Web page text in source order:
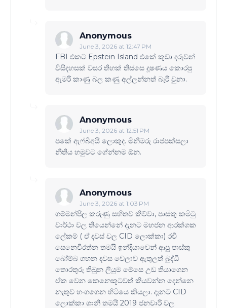
Anonymous
June 3, 2026 at 12:47 PM
FBI එකට Epstein Island එකේ කුඩා දරුවන්
විසිදහසක් වසර තිහක් තිස්සෙ දූෂණය කොරපු
ඇමරි කාණු බල කණු අල්ලන්නත් බැරි වුනා.
Anonymous
June 3, 2026 at 12:51 PM
පකේ ඇෆ්බීඅයි ලොකුද. මිනීමරු රාජපක්සලා
නීතිය හමුවට ගේන්නම ඕන.
Anonymous
June 3, 2026 at 1:03 PM
ගම්මන්පිල කරුණු සහිතව කිව්වා, පාස්කු කමි‍ටු
වාර්ථා වල තියෙන්නේ දැනට මහජන ආරක්ශක
ලේකම් ( ඒ දවස් වල CID ලොක්කා) රවී
සෙනෙවිරත්න තමයි ඉන්දියාවෙන් ආපු පාස්කු
බෝම්බ ගහන දවස වෙලාව ඇතුලත් බුද්ධි
තොරතුරු තිබුන ලියුම මේසෙ උඩ තියාගෙන
ඒක වෙන කෙනෙකුටවත් කියවන්න දෙන්නෙ
නැතුව හංගගෙන හිටියෙ කියලා. දැනට CID
ලොක්කා ශානි තමයි 2019 ජනවාරි වල